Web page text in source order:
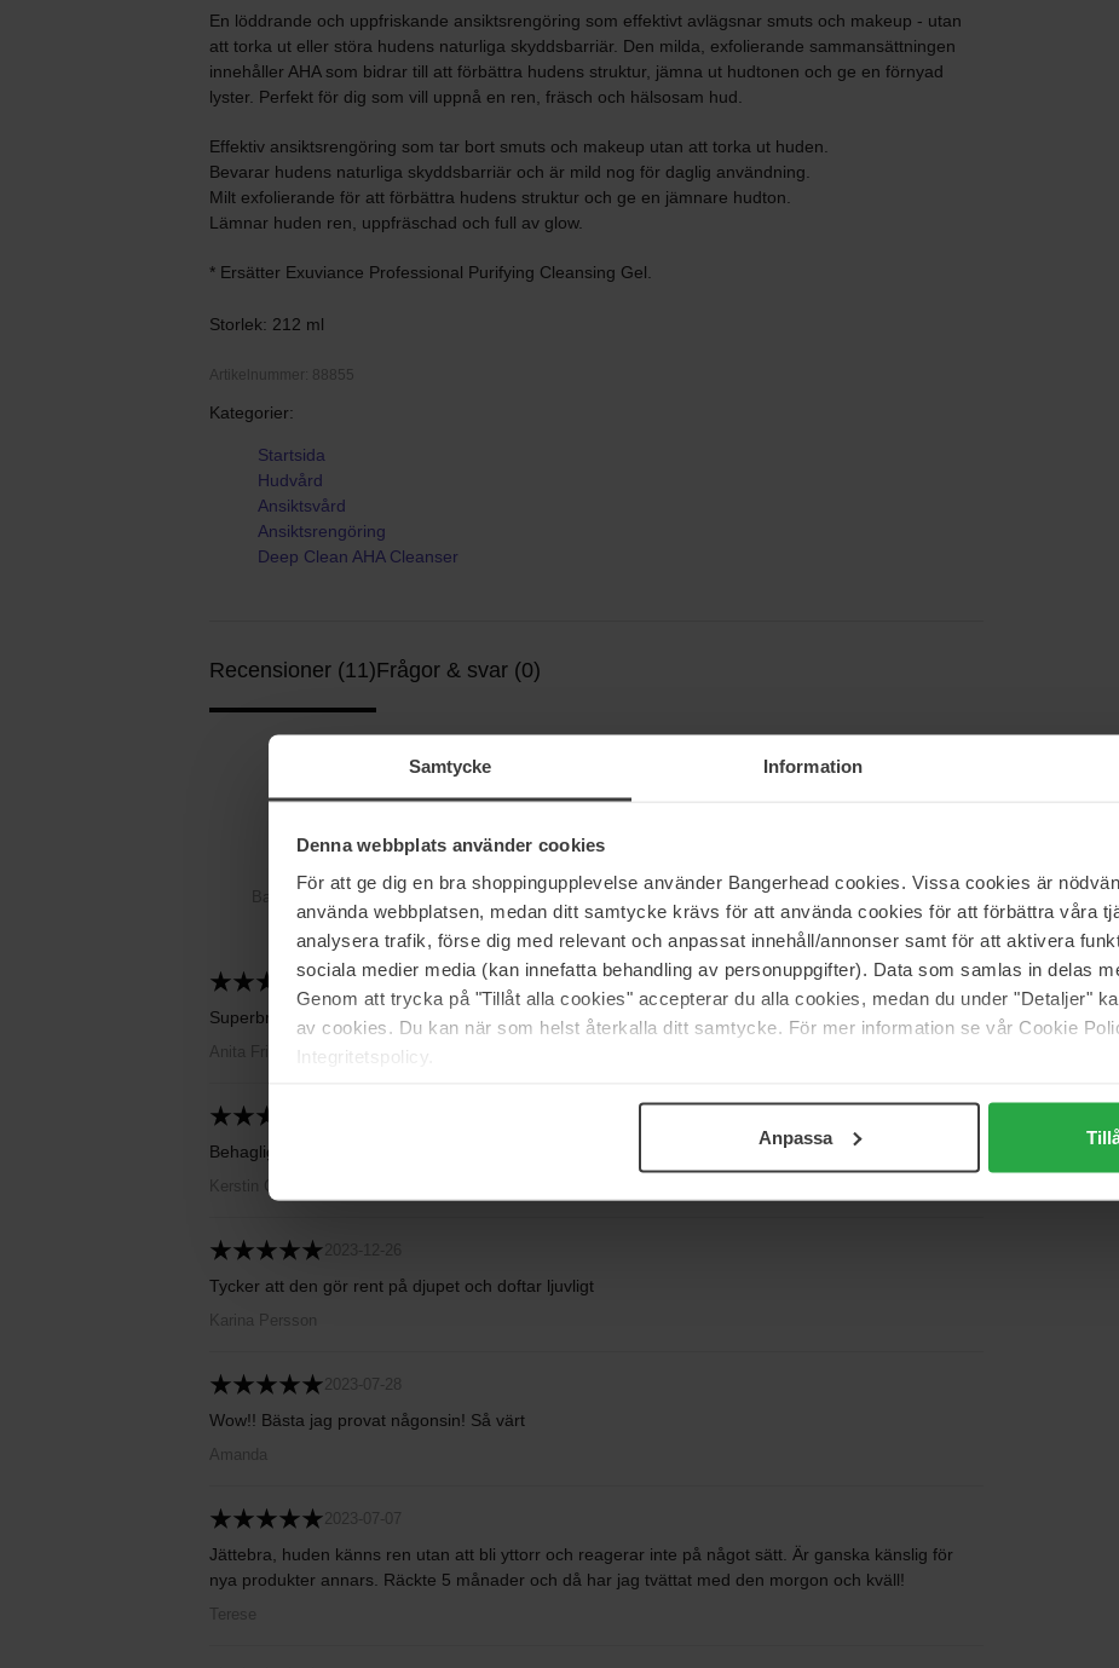
Samtycke Information
Denna webbplats använder cookies
För att ge dig en bra shoppingupplevelse använder Bangerhead cookies. Vissa cookies är
använda webbplatsen, medan ditt samtycke krävs för att använda cookies för att förbättra våra
analysera trafik, förse dig med relevant och anpassat innehåll/annonser samt för att aktivera
sociala medier media (kan innefatta behandling av personuppgifter). Data som samlas in delas
Genom att trycka på "Tillåt alla cookies" accepterar du alla cookies, medan du under "Detaljer"
av cookies. Du kan när som helst återkalla ditt samtycke. För mer information se vår Cookie
Integritetspolicy.
Anpassa
En löddrande och uppfriskande ansiktsrengöring som effektivt avlägsnar smuts och makeup - utan
att torka ut eller störa hudens naturliga skyddsbarriär. Den milda, exfolierande sammansättningen
innehåller AHA som bidrar till att förbättra hudens struktur, jämna ut hudtonen och ge en förnyad
lyster. Perfekt för dig som vill uppnå en ren, fräsch och hälsosam hud.
Effektiv ansiktsrengöring som tar bort smuts och makeup utan att torka ut huden.
Bevarar hudens naturliga skyddsbarriär och är mild nog för daglig användning.
Milt exfolierande för att förbättra hudens struktur och ge en jämnare hudton.
Lämnar huden ren, uppfräschad och full av glow.
* Ersätter Exuviance Professional Purifying Cleansing Gel.
Storlek: 212 ml
Artikelnummer: 88855
Kategorier:
Startsida
Hudvård
Ansiktsvård
Ansiktsrengöring
Deep Clean AHA Cleanser
Recensioner (11)Frågor & svar (0)
5
Baserat på 11 recensioner
4
3
2
0%
1
0%
2024-06-24
Superbra rengöringsgel.
Anita Fridell
Behaglig konsistens.
Kerstin Carlsson
Tycker att den gör rent på djupet och doftar ljuvligt
Karina Persson
2023-07-28
Wow!! Bästa jag provat någonsin! Så värt
Amanda
2023-07-07
Jättebra, huden känns ren utan att bli yttorr och reagerar inte på något sätt. Är ganska känslig för
nya produkter annars. Räckte 5 månader och då har jag tvättat med den morgon och kväll!
Terese